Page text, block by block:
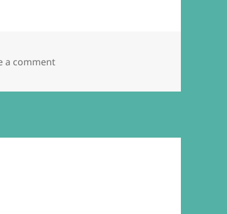
a commenton Encore des pneus…